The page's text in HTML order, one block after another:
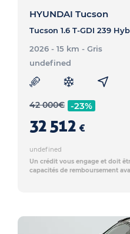
HYUNDAI Tucson
2026 - 15 km - Gris
undefined
42 000€ -23%
32 512 €
undefined
Un crédit vous engage et doit
capacités de remboursement